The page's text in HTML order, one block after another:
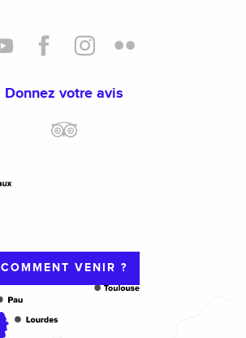
Donnez votre avis
COMMENT VENIR ?